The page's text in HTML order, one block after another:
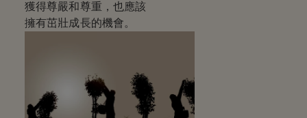
獲得尊嚴和尊重，也應該
擁有茁壯成長的機會。